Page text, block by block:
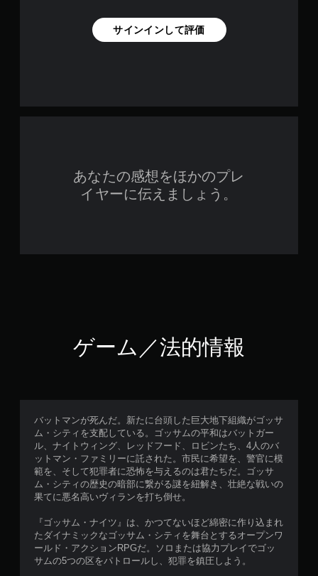
サインインして評価
あなたの感想をほかのプレ
イヤーに伝えましょう。
ゲーム／法的情報
バットマンが死んだ。新たに台頭した巨大地下組織がゴッサ
ム・シティを支配している。ゴッサムの平和はバットガー
ル、ナイトウィング、レッドフード、ロビンたち、4人のバ
ットマン・ファミリーに託された。市民に希望を、警官に模
範を、そして犯罪者に恐怖を与えるのは君たちだ。ゴッサ
ム・シティの歴史の暗部に繋がる謎を紐解き、壮絶な戦いの
果てに悪名高いヴィランを打ち倒せ。
『ゴッサム・ナイツ』は、かつてないほど綿密に作り込まれ
たダイナミックなゴッサム・シティを舞台とするオープンワ
ールド・アクションRPGだ。ソロまたは協力プレイでゴッ
サムの5つの区をパトロールし、犯罪を鎮圧しよう。